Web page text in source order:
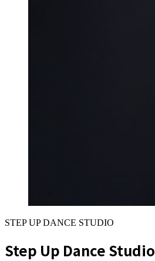
STEP UP DANCE STUDIO
Step Up Dance Studio